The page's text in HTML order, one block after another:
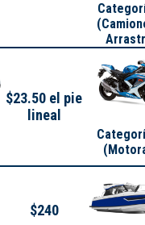
$23.50 el pie
lineal
$240